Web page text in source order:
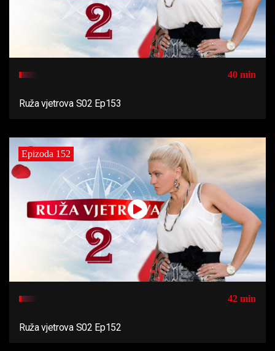
40 min
Ruža vjetrova S02 Ep153
Epizoda 152
42 min
Ruža vjetrova S02 Ep152